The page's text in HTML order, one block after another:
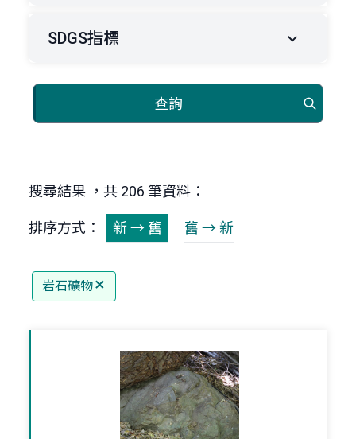
SDGS指標
查詢
搜尋結果 ，共 206 筆資料：
排序方式： 新 → 舊 舊 → 新
岩石礦物